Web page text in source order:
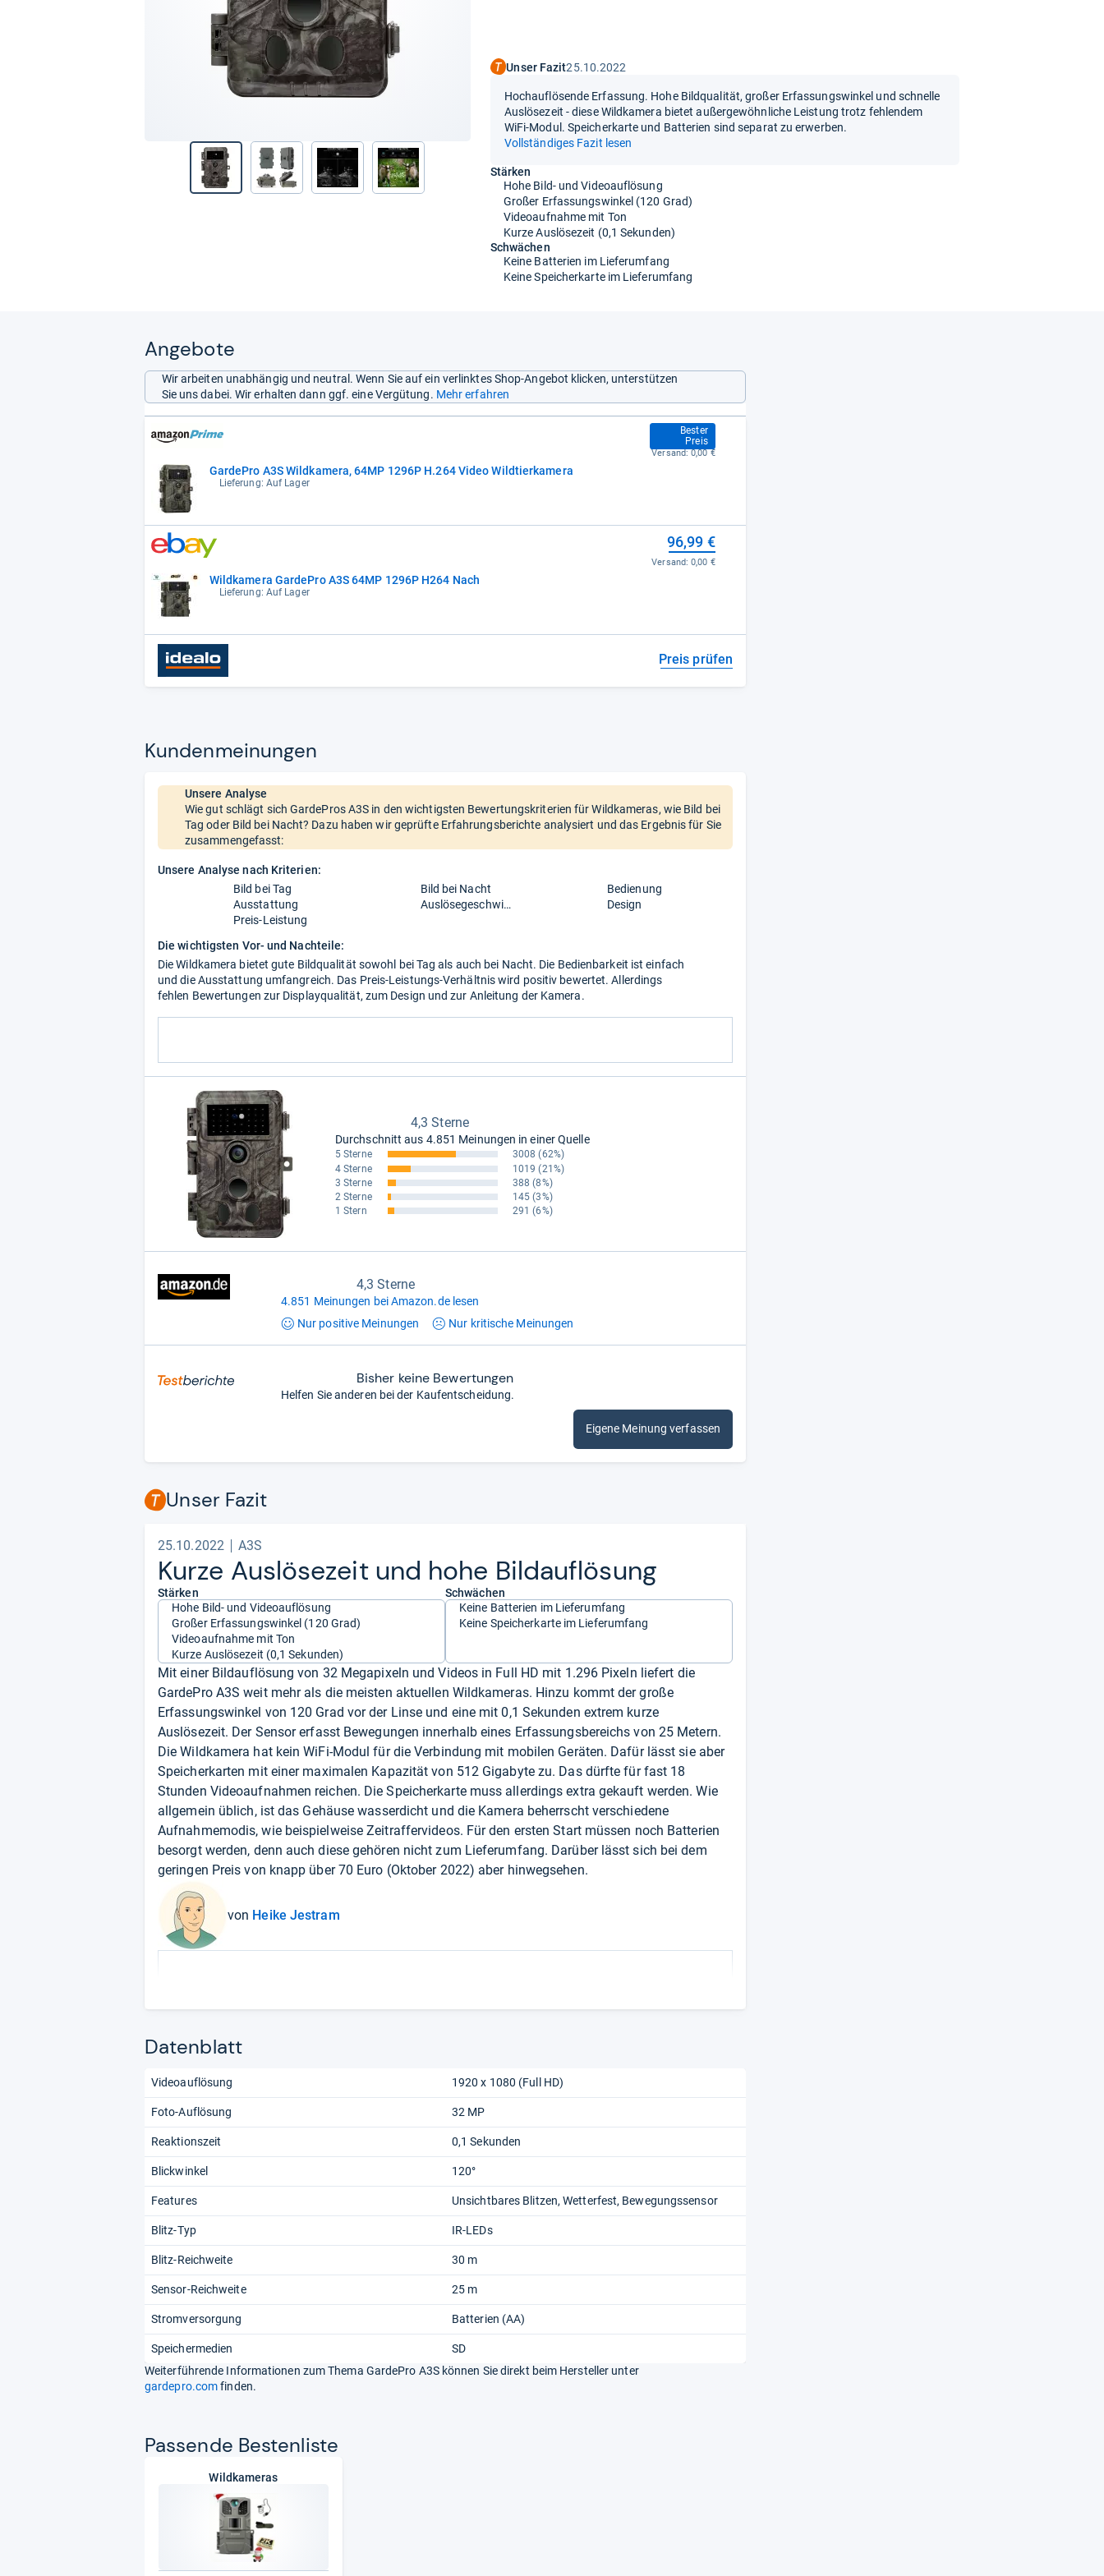
nächste
Unser Fazit25.10.2022
Hochauflösende Erfassung. Hohe Bildqualität, großer Erfassungswinkel und schnelle
Auslösezeit - diese Wildkamera bietet außergewöhnliche Leistung trotz fehlendem
WiFi-Modul. Speicherkarte und Batterien sind separat zu erwerben.
Vollständiges Fazit lesen
Stärken
Hohe Bild- und Videoauflösung
Großer Erfassungswinkel (120 Grad)
Videoaufnahme mit Ton
Kurze Auslösezeit (0,1 Sekunden)
Schwächen
Keine Batterien im Lieferumfang
Keine Speicherkarte im Lieferumfang
Angebote
Wir arbeiten unabhängig und neutral. Wenn Sie auf ein verlinktes Shop-Angebot klicken, unterstützen
Sie uns dabei. Wir erhalten dann ggf. eine Vergütung. Mehr erfahren
GardePro A3S Wildkamera, 64MP 1296P H.264 Video Wildtierkamera
Lieferung: Auf Lager
Bester
Preis
55,90 €
Versand:0,00 €
Wildkamera GardePro A3S 64MP 1296P H264 Nach
Lieferung: Auf Lager
96,99 €
Versand:0,00 €
Preis prüfen
Kun­den­mei­nun­gen
Unsere Analyse
Wie gut schlägt sich GardePros A3S in den wichtigsten Bewertungskriterien für Wildkameras, wie Bild bei
Tag oder Bild bei Nacht? Dazu haben wir geprüfte Erfahrungsberichte analysiert und das Ergebnis für Sie
zusammengefasst:
Unsere Analyse nach Kriterien:
Bild bei Tag
Bild bei Nacht
Bedienung
Ausstattung
Auslösegeschwindigkeit
Design
Preis-Leistung
Die wichtigsten Vor- und Nachteile:
Die Wildkamera bietet gute Bildqualität sowohl bei Tag als auch bei Nacht. Die Bedienbarkeit ist einfach
und die Ausstattung umfangreich. Das Preis-Leistungs-Verhältnis wird positiv bewertet. Allerdings
fehlen Bewertungen zur Displayqualität, zum Design und zur Anleitung der Kamera.
4,3 Sterne
Durchschnitt aus 4.851 Meinungen in einer Quelle
5 Sterne 3008 (62%)
4 Sterne
1019 (21%)
3 Sterne
388 (8%)
2 Sterne
145 (3%)
1 Stern
291 (6%)
4,3 Sterne
4.851 Meinungen bei Amazon.de lesen
Nur positive Meinungen Nur kritische Meinungen
Bisher keine Bewertungen
Helfen Sie anderen bei der Kaufentscheidung.
Eigene Meinung verfassen
Unser Fazit
25.10.2022 A3S
Kurze Aus­lö­se­zeit und hohe Bild­auf­lö­sung
Stärken
Hohe Bild- und Videoauflösung
Großer Erfassungswinkel (120 Grad)
Videoaufnahme mit Ton
Kurze Auslösezeit (0,1 Sekunden)
Schwächen
Keine Batterien im Lieferumfang
Keine Speicherkarte im Lieferumfang
Mit einer Bildauflösung von 32 Megapixeln und Videos in Full HD mit 1.296 Pixeln liefert die
GardePro A3S weit mehr als die meisten aktuellen Wildkameras. Hinzu kommt der große
Erfassungswinkel von 120 Grad vor der Linse und eine mit 0,1 Sekunden extrem kurze
Auslösezeit. Der Sensor erfasst Bewegungen innerhalb eines Erfassungsbereichs von 25 Metern.
Die Wildkamera hat kein WiFi-Modul für die Verbindung mit mobilen Geräten. Dafür lässt sie aber
Speicherkarten mit einer maximalen Kapazität von 512 Gigabyte zu. Das dürfte für fast 18
Stunden Videoaufnahmen reichen. Die Speicherkarte muss allerdings extra gekauft werden. Wie
allgemein üblich, ist das Gehäuse wasserdicht und die Kamera beherrscht verschiedene
Aufnahmemodis, wie beispielweise Zeitraffervideos. Für den ersten Start müssen noch Batterien
besorgt werden, denn auch diese gehören nicht zum Lieferumfang. Darüber lässt sich bei dem
geringen Preis von knapp über 70 Euro (Oktober 2022) aber hinwegsehen.
von Heike Jestram
Datenblatt
Videoauflösung 1920 x 1080 (Full HD)
Foto-Auflösung 32 MP
Reaktionszeit 0,1 Sekunden
Blickwinkel 120°
Features Unsichtbares Blitzen Wetterfest Bewegungssensor
Blitz-Typ IR-LEDs
Blitz-Reichweite 30 m
Sensor-Reichweite 25 m
Stromversorgung Batterien (AA)
Speichermedien
SD
Weiterführende Informationen zum Thema GardePro A3S können Sie direkt beim Hersteller unter
gardepro.comfinden.
Pas­sende Bes­ten­liste
Wildkameras